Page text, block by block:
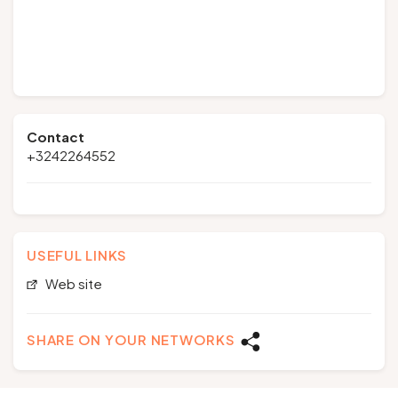
Contact
+3242264552
USEFUL LINKS
Web site
SHARE ON YOUR NETWORKS